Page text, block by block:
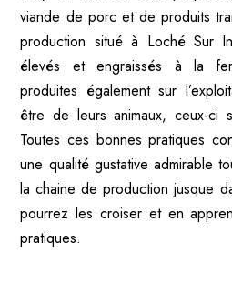
viande de porc et de produits
production situé à Loché Sur
élevés et engraissés à la
produites également sur
être de leurs animaux, ceux-ci
Toutes ces bonnes pratiques
une qualité gustative admirable
la chaine de production jusque
pourrez les croiser et en
pratiques.